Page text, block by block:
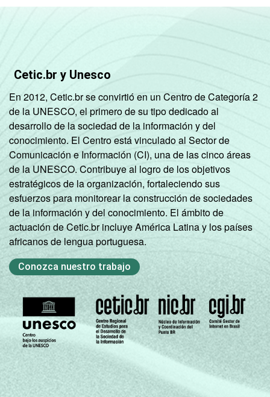
Cetic.br y Unesco
En 2012, Cetic.br se convirtió en un Centro de Categoría 2
de la UNESCO, el primero de su tipo dedicado al
desarrollo de la sociedad de la información y del
conocimiento. El Centro está vinculado al Sector de
Comunicación e Información (CI), una de las cinco áreas
de la UNESCO. Contribuye al logro de los objetivos
estratégicos de la organización, fortaleciendo sus
esfuerzos para monitorear la construcción de sociedades
de la información y del conocimiento. El ámbito de
actuación de Cetic.br incluye América Latina y los países
africanos de lengua portuguesa.
Conozca nuestro trabajo